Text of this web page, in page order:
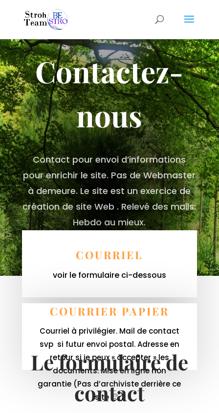
Contactez-
nous
Contact pour envoi d’informations
pour enrichir le site. Pas de Webmaster
à demeure. Le site est un exercice de
création de site Web . Relevé des mails:
Hebdo au mieux.
COURRIEL
voir le formulaire ci-dessous
COURRIER PAPIER
Courriel à privilégier. Mail de contact
svp si futur envoi postal. Adresse en
retour si je peux « accepter » les
documents. Mise en ligne non
garantie (Pas d’archiviste derrière ce
site 🙂 )
Le formulaire de
contact